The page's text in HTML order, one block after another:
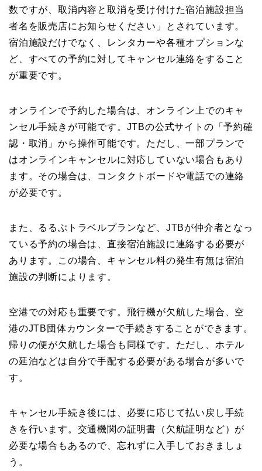
数ですが、取消内容と取消を受け付けた宿泊施設担当
者名を販売店にお知らせください」とされています。
宿泊施設だけでなく、レンタカーや各種オプションな
ど、すべての予約に対してキャンセル連絡をすること
が重要です。
オンラインで予約した場合は、オンライン上でのキャ
ンセル手続きが可能です。JTBの公式サイトの「予約確
認・取消」から操作可能です。ただし、一部プランで
はオンラインキャンセルに対応していない場合もあり
ます。その場合は、コンタクトボードや電話での連絡
が必要です。
また、るるぶトラベルプランなど、JTBが仲介者となっ
ている予約の場合は、直接宿泊施設に連絡する必要が
あります。この場合、キャンセル料の発生有無は宿泊
施設の判断によります。
空港での対応も重要です。飛行機が欠航した場合、空
港のJTB団体カウンターで手続きすることができます。
帰りの便が欠航した場合も同様です。ただし、ホテル
の延泊などは自分で手配する必要がある場合が多いで
す。
キャンセル手続き後には、必要に応じて払い戻し手続
きを行います。交通機関の証明書（欠航証明など）が
必要な場合もあるので、忘れずに入手しておきましょ
う。